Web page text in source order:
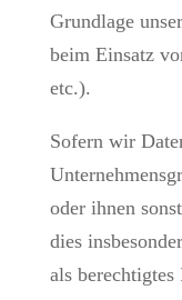
Grundlage
beim Einsatz
etc.).
Sofern wir
oder ihnen
dies
als berechtigtes